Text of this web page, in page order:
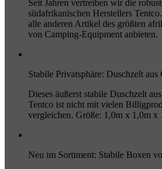
Seit Jahren vertreiben wir die
südafrikanischen Herstellers
alle anderen Artikel des größten
von Camping-Equipment anbieten.
Stabile Privatsphäre: Duschzelt aus
Dieses äußerst stabile Duschzelt
Tentco ist nicht mit vielen
vergleichen. Größe: 1,0m x 1,0m x
Neu im Sortiment: Stabile Boxen